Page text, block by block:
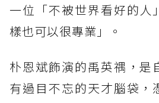
一位「不被世界看好的人
樣也可以很專業」。
朴恩斌飾演的禹英禑，是
有過目不忘的天才腦袋，